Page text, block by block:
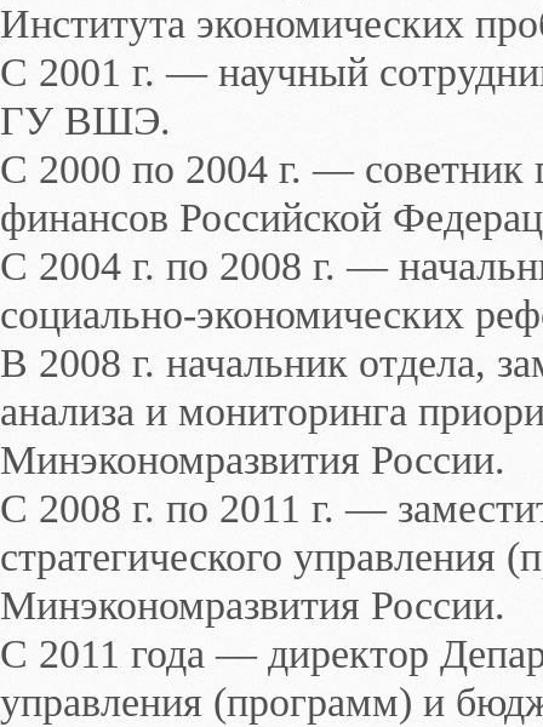
Института экономических
С 2001 г. — научный
ГУ ВШЭ.
С 2000 по 2004 г. — советник
финансов Российской
С 2004 г. по 2008 г. —
социально-экономических
В 2008 г. начальник отдела,
анализа и мониторинга
Минэкономразвития России.
С 2008 г. по 2011 г. —
стратегического управления
Минэкономразвития России.
С 2011 года — директор
управления (программ) и